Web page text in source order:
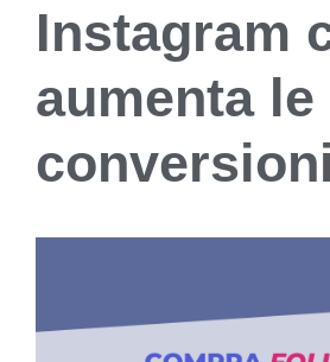
Instagram
aumenta le
conversioni